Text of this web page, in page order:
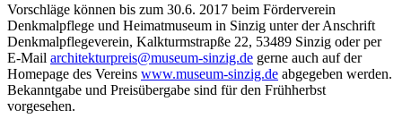
Vorschläge können bis zum 30.6. 2017 beim Förderverein
Denkmalpflege und Heimatmuseum in Sinzig unter der Anschrift
Denkmalpflegeverein, Kalkturmstrapße 22, 53489 Sinzig oder per
E-Mail architekturpreis@museum-sinzig.de gerne auch auf der
Homepage des Vereins www.museum-sinzig.de abgegeben werden.
Bekanntgabe und Preisübergabe sind für den Frühherbst
vorgesehen.